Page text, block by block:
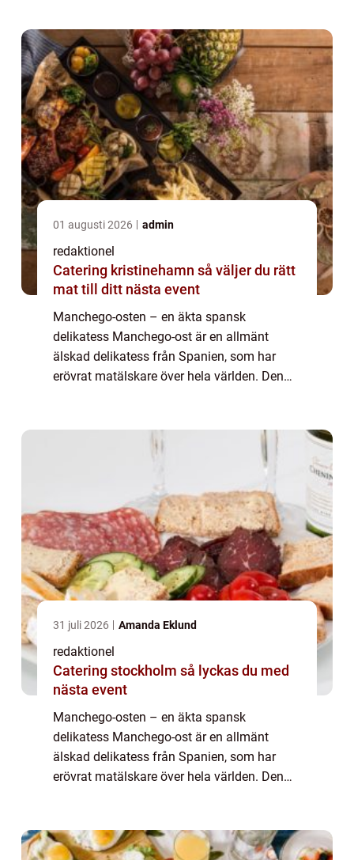
ostar...
01 augusti 2026 admin
redaktionel
Catering kristinehamn så väljer du rätt
mat till ditt nästa event
Manchego-osten – en äkta spansk
delikatess Manchego-ost är en allmänt
älskad delikatess från Spanien, som har
erövrat matälskare över hela världen. Den
31 juli 2026 Amanda Eklund
redaktionel
Catering stockholm så lyckas du med
nästa event
Manchego-osten – en äkta spansk
delikatess Manchego-ost är en allmänt
älskad delikatess från Spanien, som har
erövrat matälskare över hela världen. Den
ostar...